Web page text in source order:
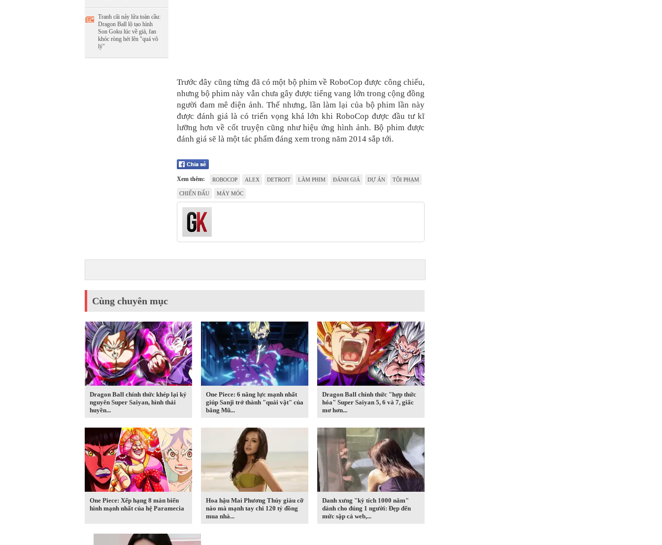
Tranh cãi nảy lửa toàn cầu:
Dragon Ball lộ tạo hình
Son Goku lúc về già, fan
khóc ròng hét lên "quá vô
lý"
Trước đây cũng từng đã có một bộ phim về RoboCop được công chiếu,
nhưng bộ phim này vẫn chưa gây được tiếng vang lớn trong cộng đồng
người đam mê điện ảnh. Thế nhưng, lần làm lại của bộ phim lần này
được đánh giá là có triển vọng khá lớn khi RoboCop được đầu tư kĩ
lưỡng hơn về cốt truyện cũng như hiệu ứng hình ảnh. Bộ phim được
đánh giá sẽ là một tác phẩm đáng xem trong năm 2014 sắp tới.
Xem thêm: ROBOCOP ALEX DETROIT LÀM PHIM ĐÁNH GIÁ DỰ ÁN TỘI PHẠM
CHIẾN ĐẤU MÁY MÓC
Cùng chuyên mục
Dragon Ball chính thức khép lại kỷ
nguyên Super Saiyan, hình thái
huyền...
One Piece: 6 năng lực mạnh nhất
giúp Sanji trở thành "quái vật" của
băng Mũ...
Dragon Ball chính thức "hợp thức
hóa" Super Saiyan 5, 6 và 7, giấc
mơ hơn...
One Piece: Xếp hạng 8 màn biến
hình mạnh nhất của hệ Paramecia
Hoa hậu Mai Phương Thúy giàu cỡ
nào mà mạnh tay chi 120 tỷ đồng
mua nhà...
Danh xưng "kỳ tích 1000 năm"
dành cho đúng 1 người: Đẹp đến
mức sập cả web,...